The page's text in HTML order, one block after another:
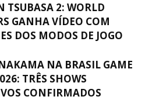
TSUBASA 2: WORLD
GANHA VÍDEO COM
DOS MODOS DE JOGO
NA BRASIL GAME
TRÊS SHOWS
CONFIRMADOS